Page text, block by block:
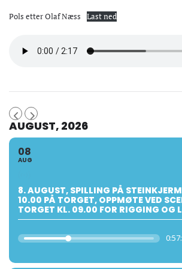
Pols etter Olaf Næss Last ned
AUGUST, 2026
08
AUG
8. AUGUST, SPILLING PÅ
10.00 PÅ TORGET, OPPMØTE VED
TORGET KL. 09.00 FOR RIGGING OG